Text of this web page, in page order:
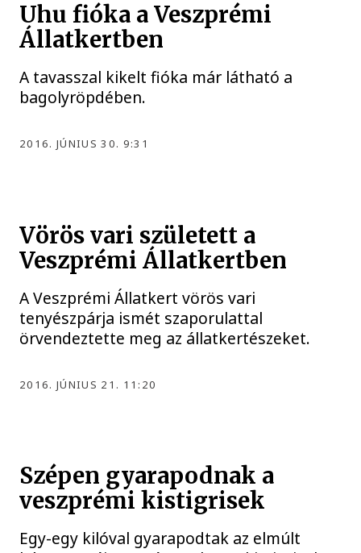
Uhu fióka a Veszprémi
Állatkertben
A tavasszal kikelt fióka már látható a
bagolyröpdében.
2016. JÚNIUS 30. 9:31
Vörös vari született a
Veszprémi Állatkertben
A Veszprémi Állatkert vörös vari
tenyészpárja ismét szaporulattal
örvendeztette meg az állatkertészeket.
2016. JÚNIUS 21. 11:20
Szépen gyarapodnak a
veszprémi kistigrisek
Egy-egy kilóval gyarapodtak az elmúlt